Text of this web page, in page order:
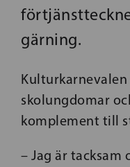
gärning.
skolungdomar
komplement till
– Jag är tacksam